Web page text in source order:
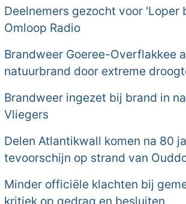
Deelnemers gezocht voor 'Loper
Omloop Radio
Brandweer Goeree-Overflakkee
natuurbrand door extreme
Brandweer ingezet bij brand in
Vliegers
Delen Atlantikwall komen na 80
tevoorschijn op strand van
Minder officiële klachten bij
kritiek op gedrag en besluiten